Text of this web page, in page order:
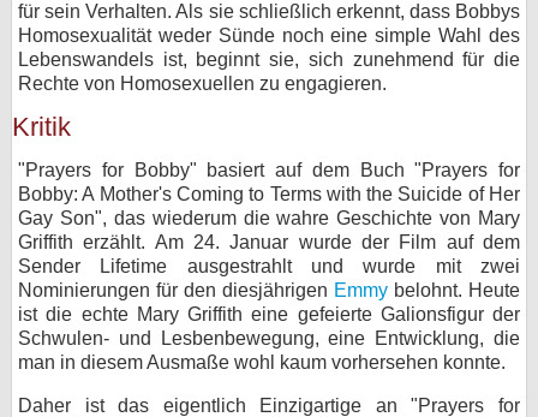
für sein Verhalten. Als sie schließlich erkennt, dass Bobbys
Homosexualität weder Sünde noch eine simple Wahl des
Lebenswandels ist, beginnt sie, sich zunehmend für die
Rechte von Homosexuellen zu engagieren.
Kritik
"Prayers for Bobby" basiert auf dem Buch "Prayers for
Bobby: A Mother's Coming to Terms with the Suicide of Her
Gay Son", das wiederum die wahre Geschichte von Mary
Griffith erzählt. Am 24. Januar wurde der Film auf dem
Sender Lifetime ausgestrahlt und wurde mit zwei
Nominierungen für den diesjährigen Emmy belohnt. Heute
ist die echte Mary Griffith eine gefeierte Galionsfigur der
Schwulen- und Lesbenbewegung, eine Entwicklung, die
man in diesem Ausmaße wohl kaum vorhersehen konnte.
Daher ist das eigentlich Einzigartige an "Prayers for